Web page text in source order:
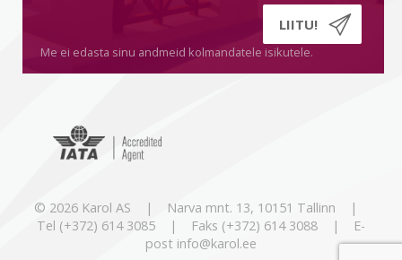
Me ei edasta sinu andmeid kolmandatele isikutele.
© 2026 Karol AS | Narva mnt. 13, 10151 Tallinn |
Tel (+372) 614 3085 | Faks (+372) 614 3088 | E-
post info@karol.ee